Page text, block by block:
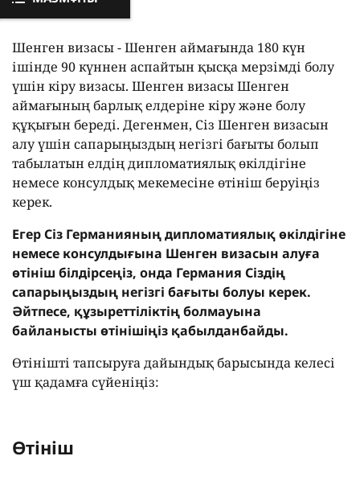
Шенген визасы - Шенген аймағында 180 күн
ішінде 90 күннен аспайтын қысқа мерзімді болу
үшін кіру визасы. Шенген визасы Шенген
аймағының барлық елдеріне кіру және болу
құқығын береді. Дегенмен, Сіз Шенген визасын
алу үшін сапарыңыздың негізгі бағыты болып
табылатын елдің дипломатиялық өкілдігіне
немесе консулдық мекемесіне өтініш беруіңіз
керек.
Егер Сіз Германияның дипломатиялық өкілдігіне
немесе консулдығына Шенген визасын алуға
өтініш білдірсеңіз, онда Германия Сіздің
сапарыңыздың негізгі бағыты болуы керек.
Әйтпесе, құзыреттіліктің болмауына
байланысты өтінішіңіз қабылданбайды.
Өтінішті тапсыруға дайындық барысында келесі
үш қадамға сүйеніңіз:
Өтініш